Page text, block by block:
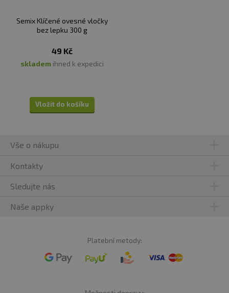
Semix Klíčené ovesné vločky
bez lepku 300 g
49 Kč
skladem ihned k expedici
Vložit do košíku
Vše o nákupu
Kontakty
Sledujte nás
Naše appky
Platební metody: